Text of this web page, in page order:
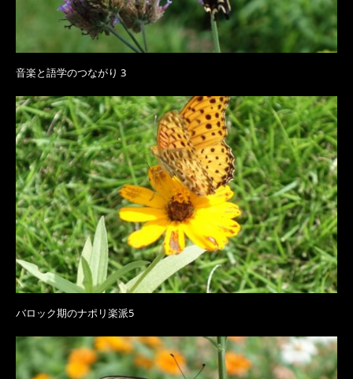
音楽と語学のつながり 3
バロック期のナポリ楽派5